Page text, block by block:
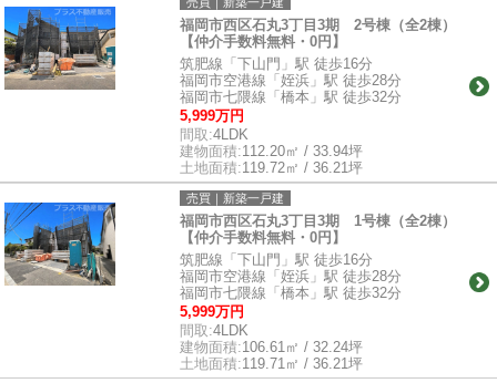
福岡市西区石丸3丁目3期 2号棟（全2棟）
【仲介手数料無料・0円】
筑肥線「下山門」駅 徒歩16分
福岡市空港線「姪浜」駅 徒歩28分
福岡市七隈線「橋本」駅 徒歩32分
5,999万円
間取:4LDK
建物面積:112.20㎡ / 33.94坪
土地面積:119.72㎡ / 36.21坪
売買｜新築一戸建
福岡市西区石丸3丁目3期 1号棟（全2棟）
【仲介手数料無料・0円】
筑肥線「下山門」駅 徒歩16分
福岡市空港線「姪浜」駅 徒歩28分
福岡市七隈線「橋本」駅 徒歩32分
5,999万円
間取:4LDK
建物面積:106.61㎡ / 32.24坪
土地面積:119.71㎡ / 36.21坪